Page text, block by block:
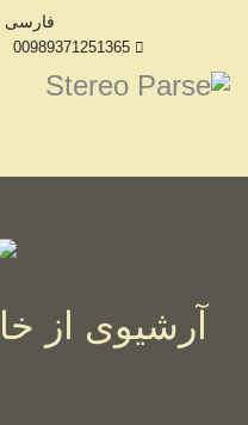
فارسی
00989371251365
آرشیوی از